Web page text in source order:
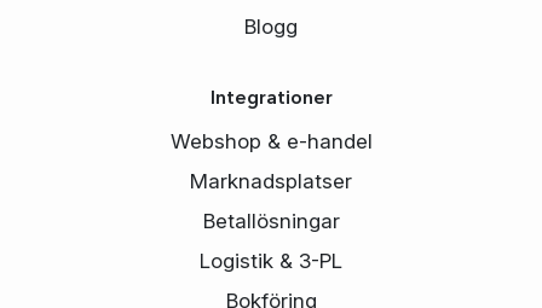
Blogg
Integrationer
Webshop & e-handel
Marknadsplatser
Betallösningar
Logistik & 3-PL
Bokföring